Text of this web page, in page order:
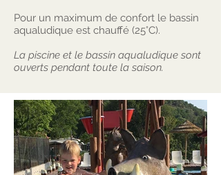
Pour un maximum de confort le bassin
aqualudique est chauffé (25°C).
La piscine et le bassin aqualudique sont
ouverts pendant toute la saison.